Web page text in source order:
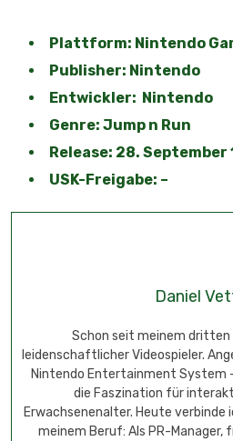
Plattform: Nintendo
Publisher: Nintendo
Entwickler: Nintendo
Genre: Jump n Run
Release: 28. September
USK-Freigabe: –
Daniel
Schon seit meinem dritten
leidenschaftlicher Videospieler.
Nintendo Entertainment System
die Faszination für
Erwachsenenalter. Heute
meinem Beruf: Als PR-Manager,